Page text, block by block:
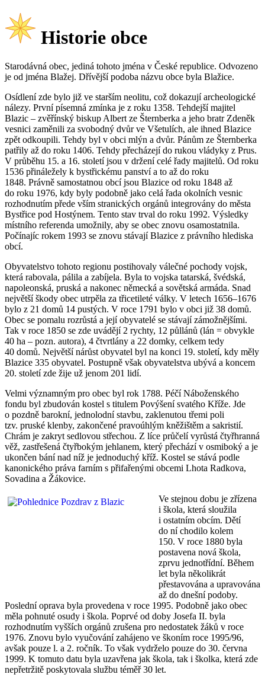
Historie obce
Starodávná obec, jediná tohoto jména v České republice. Odvozeno
je od jména Blažej. Dřívější podoba názvu obce byla Blažice.
Osídlení zde bylo již ve starším neolitu, což dokazují archeologické
nálezy. První písemná zmínka je z roku 1358. Tehdejší majitel
Blazic – zvěřínský biskup Albert ze Šternberka a jeho bratr Zdeněk
vesnici zaměnili za svobodný dvůr ve Všetulích, ale ihned Blazice
zpět odkoupili. Tehdy byl v obci mlýn a dvůr. Pánům ze Šternberka
patřily až do roku 1406. Tehdy přecházejí do rukou vládyky z Prus.
V průběhu 15. a 16. století jsou v držení celé řady majitelů. Od roku
1536 přináležely k bystřickému panství a to až do roku
1848. Právně samostatnou obcí jsou Blazice od roku 1848 až
do roku 1976, kdy byly podobně jako celá řada okolních vesnic
rozhodnutím přede vším stranických orgánů integrovány do města
Bystřice pod Hostýnem. Tento stav trval do roku 1992. Výsledky
místního referenda umožnily, aby se obec znovu osamostatnila.
Počínajíc rokem 1993 se znovu stávají Blazice z právního hlediska
obcí.
Obyvatelstvo tohoto regionu postihovaly válečné pochody vojsk,
která rabovala, pálila a zabíjela. Byla to vojska tatarská, švédská,
napoleonská, pruská a nakonec německá a sovětská armáda. Snad
největší škody obec utrpěla za třicetileté války. V letech 1656–1676
bylo z 21 domů 14 pustých. V roce 1791 bylo v obci již 38 domů.
Obec se pomalu rozrůstá a její obyvatelé se stávají zámožnějšími.
Tak v roce 1850 se zde uvádějí 2 rychty, 12 půllánů (lán = obvykle
40 ha – pozn. autora), 4 čtvrtlány a 22 domky, celkem tedy
40 domů. Největší nárůst obyvatel byl na konci 19. století, kdy měly
Blazice 335 obyvatel. Postupně však obyvatelstva ubývá a koncem
20. století zde žije už jenom 201 lidí.
Velmi významným pro obec byl rok 1788. Péčí Náboženského
fondu byl zbudován kostel s titulem Povýšení svatého Kříže. Jde
o pozdně barokní, jednolodní stavbu, zaklenutou třemi poli
tzv. pruské klenby, zakončené pravoúhlým kněžištěm a sakristií.
Chrám je zakryt sedlovou střechou. Z líce průčelí vyrůstá čtyřhranná
věž, zastřešená čtyřbokým jehlanem, který přechází v osmiboký a je
ukončen bání nad níž je jednoduchý kříž. Kostel se stává podle
kanonického práva farním s přifařenými obcemi Lhota Radkova,
Sovadina a Žákovice.
Ve stejnou dobu je zřízena
i škola, která sloužila
i ostatním obcím. Dětí
do ní chodilo kolem
150. V roce 1880 byla
postavena nová škola,
zprvu jednotřídní. Během
let byla několikrát
přestavována a upravována
až do dnešní podoby.
Poslední oprava byla provedena v roce 1995. Podobně jako obec
měla pohnuté osudy i škola. Poprvé od doby Josefa II. byla
rozhodnutím vyšších orgánů zrušena pro nedostatek žáků v roce
1976. Znovu bylo vyučování zahájeno ve škoním roce 1995/96,
avšak pouze l. a 2. ročník. To však vydrželo pouze do 30. června
1999. K tomuto datu byla uzavřena jak škola, tak i školka, která zde
nepřetržitě poskytovala službu téměř 30 let.